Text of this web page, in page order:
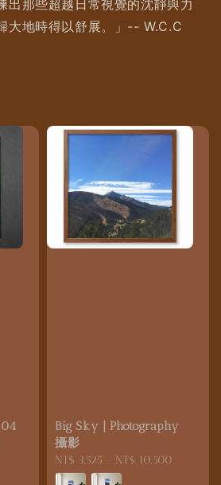
出那些超越日常視覺的沈靜與力
大地時得以舒展。」-- W.C.C
Big Sky | Photography
攝影
Regular
price
NT$ 3,525 NT$ 10,500